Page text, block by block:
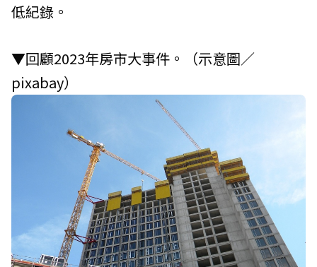
低紀錄。
▼回顧2023年房市大事件。（示意圖／
pixabay）